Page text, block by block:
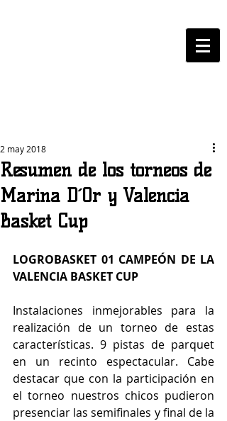
Resumen de los torneos de
Marina D´Or y Valencia
Basket Cup
2 may 2018
LOGROBASKET 01 CAMPEÓN DE LA
VALENCIA BASKET CUP
Instalaciones inmejorables para la
realización de un torneo de estas
características. 9 pistas de parquet
en un recinto espectacular. Cabe
destacar que con la participación en
el torneo nuestros chicos pudieron
presenciar las semifinales y final de la